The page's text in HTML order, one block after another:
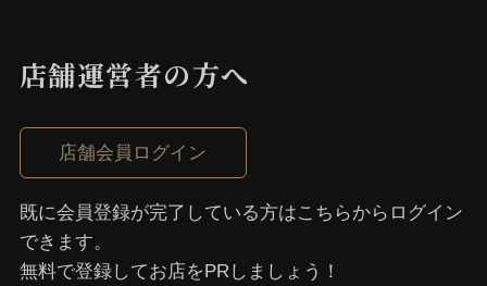
店舗運営者の⽅へ
店舗会員ログイン
既に会員登録が完了している⽅はこちらからログイン
できます。
無料で登録してお店をPRしましょう！